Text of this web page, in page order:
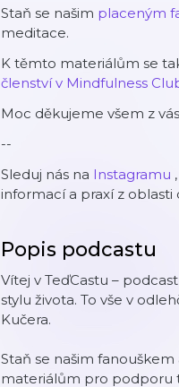
Staň se našim ⁠placeným
meditace.
K těmto materiálům se
⁠členství v Mindfulness
Moc děkujeme všem z
--
Sleduj nás na ⁠⁠⁠Instagramu⁠⁠⁠ ,
informací a praxí z oblasti
Popis podcastu
Vítej v TeďCastu –
stylu života. To vše v
Kučera.
Staň se našim
materiálům pro podporu